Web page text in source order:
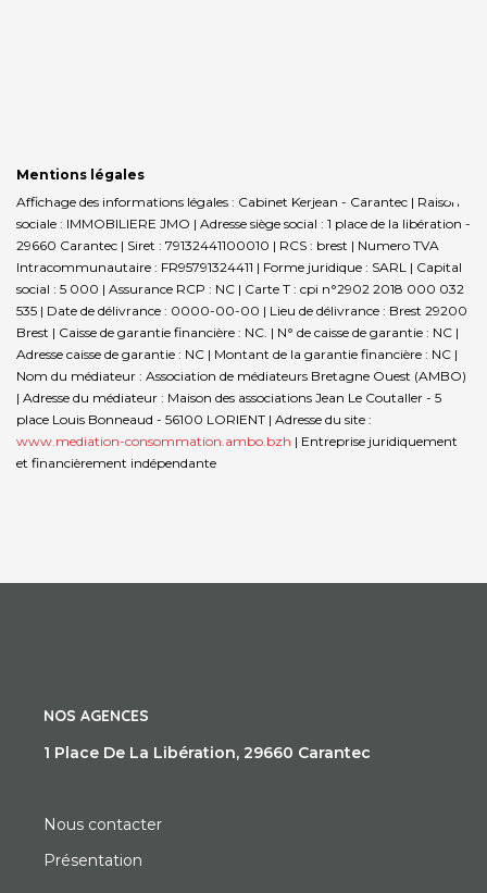
Mentions légales
Affichage des informations légales : Cabinet Kerjean - Carantec | Raison
sociale : IMMOBILIERE JMO | Adresse siège social : 1 place de la libération -
29660 Carantec | Siret : 79132441100010 | RCS : brest | Numero TVA
Intracommunautaire : FR95791324411 | Forme juridique : SARL | Capital
social : 5 000 | Assurance RCP : NC | Carte T : cpi n°2902 2018 000 032
535 | Date de délivrance : 0000-00-00 | Lieu de délivrance : Brest 29200
Brest | Caisse de garantie financière : NC. | N° de caisse de garantie : NC |
Adresse caisse de garantie : NC | Montant de la garantie financière : NC |
Nom du médiateur : Association de médiateurs Bretagne Ouest (AMBO)
| Adresse du médiateur : Maison des associations Jean Le Coutaller - 5
place Louis Bonneaud - 56100 LORIENT | Adresse du site :
www.mediation-consommation.ambo.bzh | Entreprise juridiquement
et financièrement indépendante
NOS AGENCES
1 Place De La Libération, 29660 Carantec
Nous contacter
Présentation